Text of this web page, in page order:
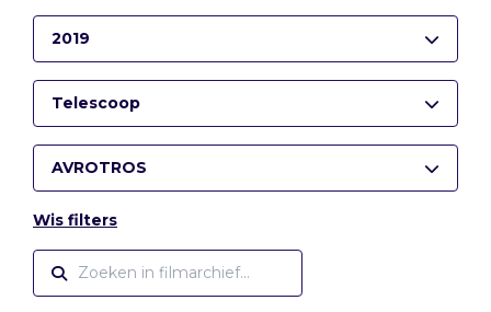
2019
Telescoop
AVROTROS
Wis filters